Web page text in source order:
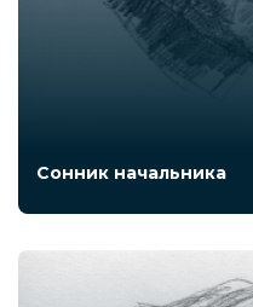
Сонник начальника